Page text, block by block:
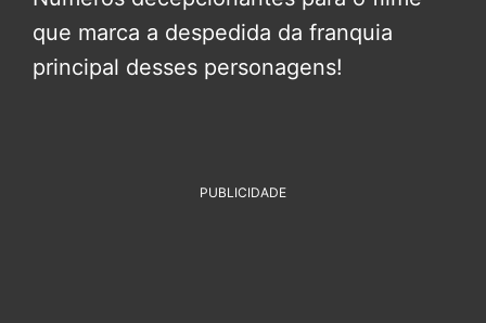
que marca a despedida da franquia
principal desses personagens!
PUBLICIDADE